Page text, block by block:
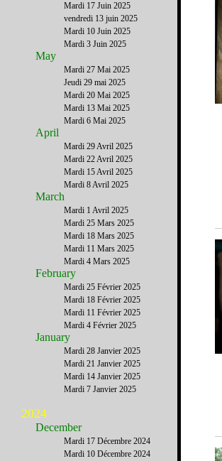
Mardi 17 Juin 2025
vendredi 13 juin 2025
Mardi 10 Juin 2025
Mardi 3 Juin 2025
May
Mardi 27 Mai 2025
Jeudi 29 mai 2025
Mardi 20 Mai 2025
Mardi 13 Mai 2025
Mardi 6 Mai 2025
April
Mardi 29 Avril 2025
Mardi 22 Avril 2025
Mardi 15 Avril 2025
Mardi 8 Avril 2025
March
Mardi 1 Avril 2025
Mardi 25 Mars 2025
Mardi 18 Mars 2025
Mardi 11 Mars 2025
Mardi 4 Mars 2025
February
Mardi 25 Février 2025
Mardi 18 Février 2025
Mardi 11 Février 2025
Mardi 4 Février 2025
January
Mardi 28 Janvier 2025
Mardi 21 Janvier 2025
Mardi 14 Janvier 2025
Mardi 7 Janvier 2025
2024
December
Mardi 17 Décembre 2024
Mardi 10 Décembre 2024